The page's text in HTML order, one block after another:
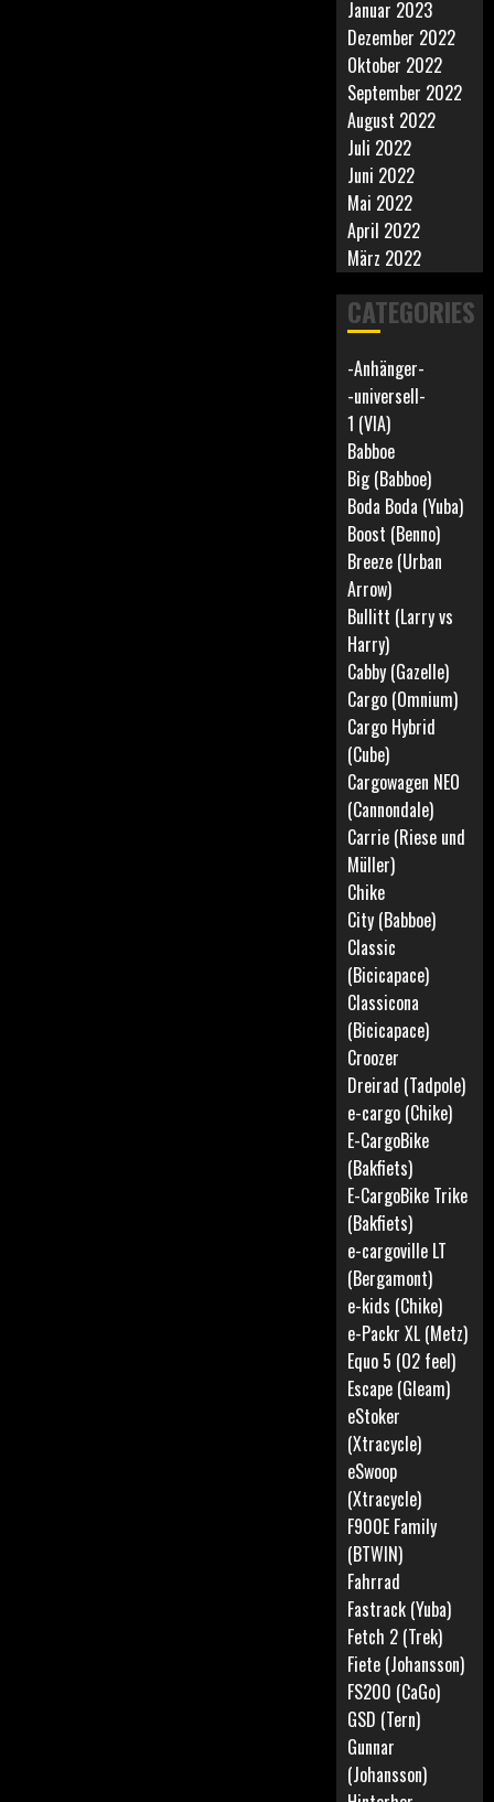
Januar 2023
Dezember 2022
Oktober 2022
September 2022
August 2022
Juli 2022
Juni 2022
Mai 2022
April 2022
März 2022
CATEGORIES
-Anhänger-
-universell-
1 (VIA)
Babboe
Big (Babboe)
Boda Boda (Yuba)
Boost (Benno)
Breeze (Urban
Arrow)
Bullitt (Larry vs
Harry)
Cabby (Gazelle)
Cargo (Omnium)
Cargo Hybrid
(Cube)
Cargowagen NEO
(Cannondale)
Carrie (Riese und
Müller)
Chike
City (Babboe)
Classic
(Bicicapace)
Classicona
(Bicicapace)
Croozer
Dreirad (Tadpole)
e-cargo (Chike)
E-CargoBike
(Bakfiets)
E-CargoBike Trike
(Bakfiets)
e-cargoville LT
(Bergamont)
e-kids (Chike)
e-Packr XL (Metz)
Equo 5 (O2 feel)
Escape (Gleam)
eStoker
(Xtracycle)
eSwoop
(Xtracycle)
F900E Family
(BTWIN)
Fahrrad
Fastrack (Yuba)
Fetch 2 (Trek)
Fiete (Johansson)
FS200 (CaGo)
GSD (Tern)
Gunnar
(Johansson)